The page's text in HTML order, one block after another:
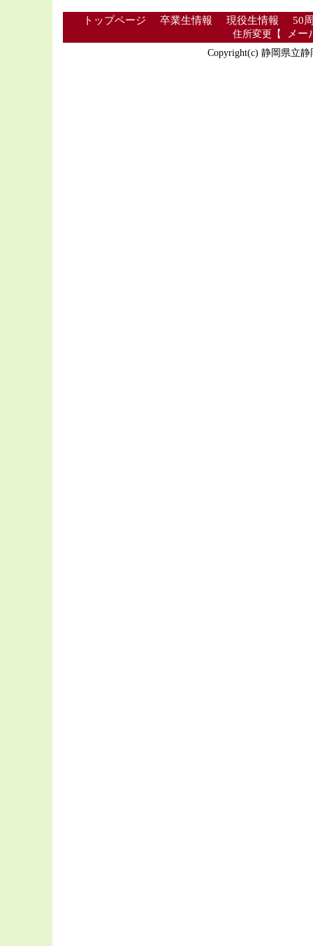
トップページ 卒業生情報 現役生情報
50
住所変更【
メー
Copyright(c) 静岡県立